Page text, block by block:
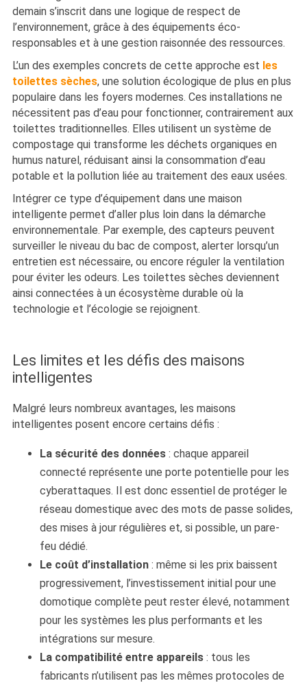
demain s’inscrit dans une logique de respect de
l’environnement, grâce à des équipements éco-
responsables et à une gestion raisonnée des ressources.
L’un des exemples concrets de cette approche est les
toilettes sèches, une solution écologique de plus en plus
populaire dans les foyers modernes. Ces installations ne
nécessitent pas d’eau pour fonctionner, contrairement aux
toilettes traditionnelles. Elles utilisent un système de
compostage qui transforme les déchets organiques en
humus naturel, réduisant ainsi la consommation d’eau
potable et la pollution liée au traitement des eaux usées.
Intégrer ce type d’équipement dans une maison
intelligente permet d’aller plus loin dans la démarche
environnementale. Par exemple, des capteurs peuvent
surveiller le niveau du bac de compost, alerter lorsqu’un
entretien est nécessaire, ou encore réguler la ventilation
pour éviter les odeurs. Les toilettes sèches deviennent
ainsi connectées à un écosystème durable où la
technologie et l’écologie se rejoignent.
Les limites et les défis des maisons
intelligentes
Malgré leurs nombreux avantages, les maisons
intelligentes posent encore certains défis :
La sécurité des données: chaque appareil
connecté représente une porte potentielle pour les
cyberattaques. Il est donc essentiel de protéger le
réseau domestique avec des mots de passe solides,
des mises à jour régulières et, si possible, un pare-
feu dédié.
Le coût d’installation: même si les prix baissent
progressivement, l’investissement initial pour une
domotique complète peut rester élevé, notamment
pour les systèmes les plus performants et les
intégrations sur mesure.
La compatibilité entre appareils: tous les
fabricants n’utilisent pas les mêmes protocoles de